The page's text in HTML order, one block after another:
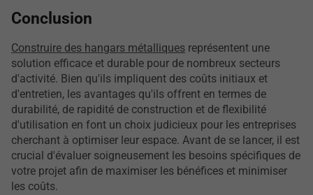
Conclusion
Construire des hangars métalliques représentent une
solution efficace et durable pour de nombreux secteurs
d'activité. Bien qu'ils impliquent des coûts initiaux et
d'entretien, les avantages qu'ils offrent en termes de
durabilité, de rapidité de construction et de flexibilité
d'utilisation en font un choix judicieux pour les entreprises
cherchant à optimiser leur espace. Avant de se lancer, il est
crucial d'évaluer soigneusement les besoins spécifiques de
votre projet afin de maximiser les bénéfices et minimiser
les coûts.